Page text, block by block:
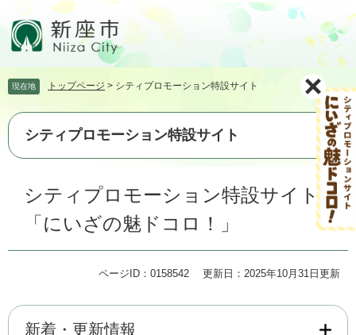
頭
す。
飛
し
て
現在地 トップページ > シティプロモーション特設サイト
シティプロモーション特設サイト
シティプロモーション特設サイト
「にいざの魅ドコロ！」
ページID：0158542 更新日：2025年10月31日更新
新着・更新情報